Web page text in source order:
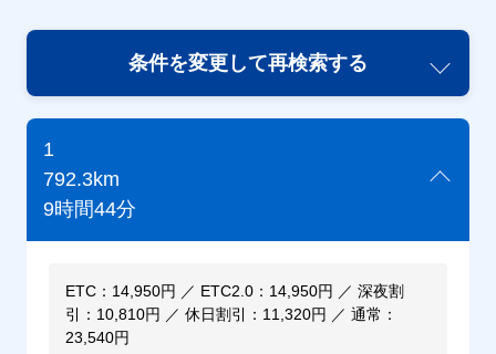
条件を変更して再検索する
1
792.3km
9時間44分
ETC：14,950円 ／ ETC2.0：14,950円 ／ 深夜割
引：10,810円 ／ 休日割引：11,320円 ／ 通常：
23,540円